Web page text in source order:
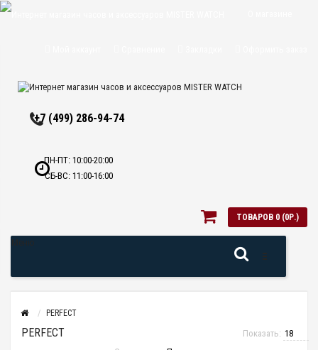
+7 (499) 286-94-74
ПН-ПТ: 10:00-20:00
СБ-ВС: 11:00-16:00
ТОВАРОВ 0 (0Р.)
PERFECT
PERFECT
Показать: